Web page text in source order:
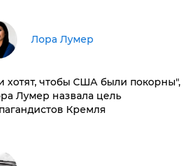
​Лора Лумер
хотят, чтобы США были покорны",
Лумер назвала цель
Кремля